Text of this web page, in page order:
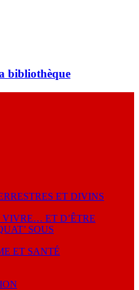
bibliothèque
ET DIVINS
ET D’ÊTRE
SOUS
ET SANTÉ